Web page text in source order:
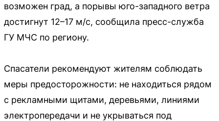
возможен град, а порывы юго-западного ветра
достигнут 12–17 м/с, сообщила пресс-служба
ГУ МЧС по региону.
Спасатели рекомендуют жителям соблюдать
меры предосторожности: не находиться рядом
с рекламными щитами, деревьями, линиями
электропередачи и не укрываться под